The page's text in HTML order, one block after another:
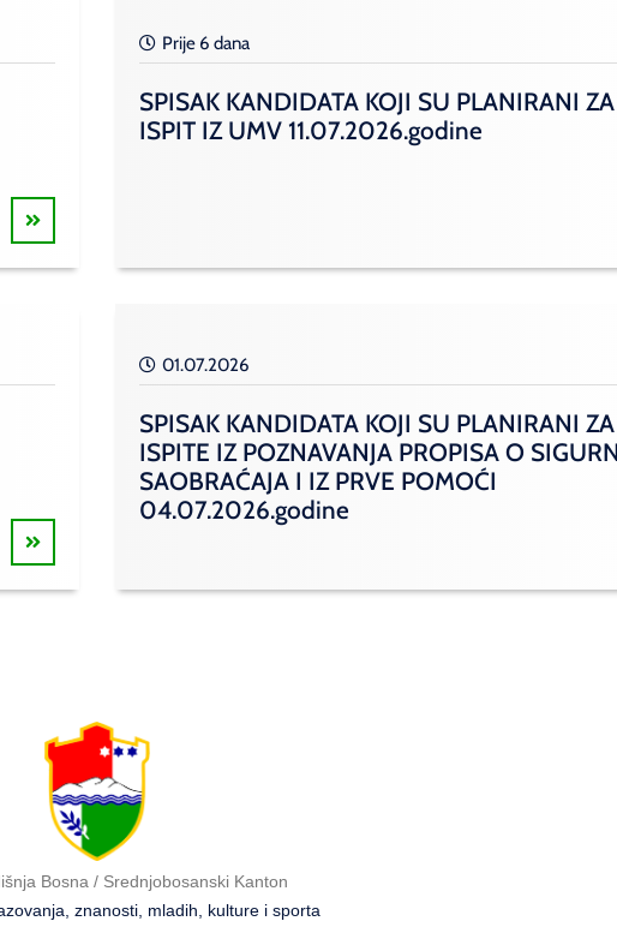
Prije 6 dana
SPISAK KANDIDATA KOJI SU PLANIRANI ZA
ISPIT IZ UMV 11.07.2026.godine
01.07.2026
SPISAK KANDIDATA KOJI SU PLANIRANI ZA
ISPITE IZ POZNAVANJA PROPISA O
SAOBRAĆAJA I IZ PRVE POMOĆI
04.07.2026.godine
Bosna / Srednjobosanski Kanton
znanosti, mladih, kulture i sporta